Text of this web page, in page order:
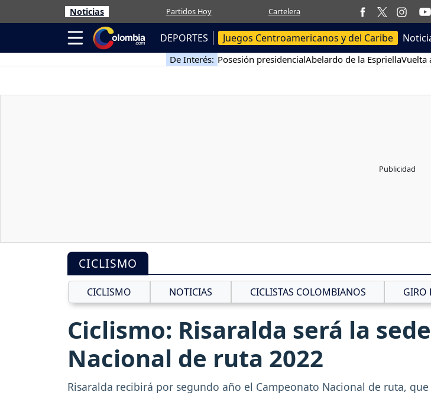
Noticias Partidos Hoy Cartelera
DEPORTES Juegos Centroamericanos y del Caribe
De Interés: Posesión presidencialAbelardo de la EspriellaVuelta
CICLISMO
CICLISMO NOTICIAS CICLISTAS COLOMBIANOS GIRO
Ciclismo: Risaralda será la
Nacional de ruta 2022
Risaralda recibirá por segundo año el Campeonato Nacional de ruta,